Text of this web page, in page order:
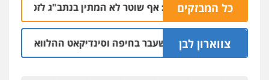
כל המבזקים
הרצח בנתיבות: אף שוטר לא המתין בנתב"ג לזכריה אדרי
צווארון לבן
יו"ר ש"ס לשעבר בחיפה וסינדיקאט ההלוואות של משפחת